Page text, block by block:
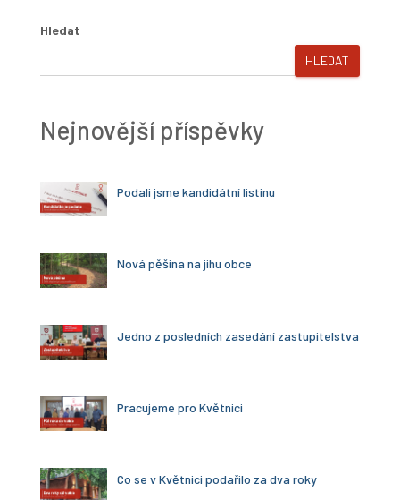
Hledat
HLEDAT
Nejnovější příspěvky
Podali jsme kandidátní listinu
Nová pěšina na jihu obce
Jedno z posledních zasedání zastupitelstva
Pracujeme pro Květnici
Co se v Květnici podařilo za dva roky